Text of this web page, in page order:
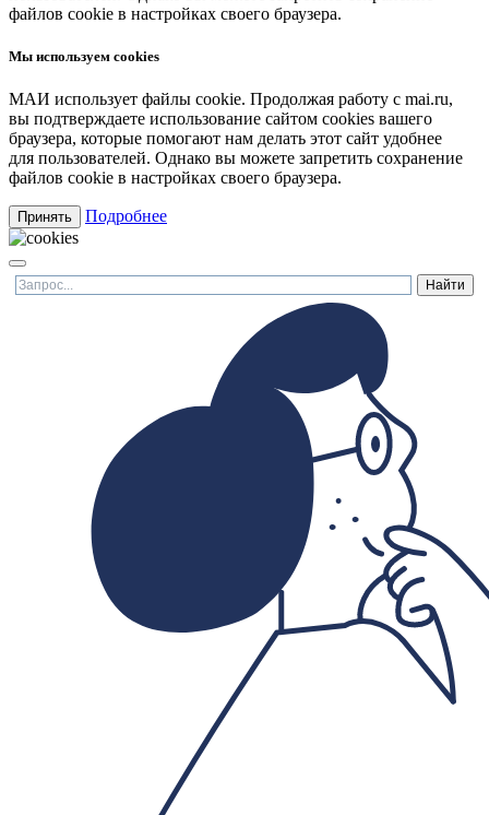
файлов cookie в настройках своего браузера.
Мы используем cookies
МАИ использует файлы cookie. Продолжая работу с mai.ru,
вы подтверждаете использование сайтом cookies вашего
браузера, которые помогают нам делать этот сайт удобнее
для пользователей. Однако вы можете запретить сохранение
файлов cookie в настройках своего браузера.
Принять Подробнее